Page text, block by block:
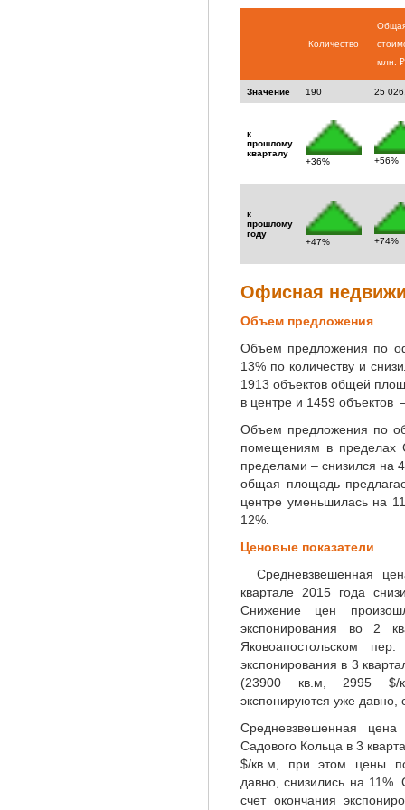
Количество
млн. ₽
Значение 190 25
к
прошлому
кварталу
+36%
+56%
к
прошлому
году
+47%
+74%
Офисная
Объем предложения
Объем предложения по
13% по количеству и
1913 объектов общей
в центре и 1459 объектов
Объем предложения по
помещениям в пределах
пределами – снизился на
общая площадь
центре уменьшилась на
12%.
Ценовые показатели
Средневзвешенная
квартале 2015 года
Снижение цен
экспонирования во 2
Яковоапостольском
экспонирования в 3
(23900 кв.м, 2995 $/
экспонируются уже давно,
Средневзвешенная
Садового Кольца в 3
$/кв.м, при этом цены
давно, снизились на
счет окончания
4 000